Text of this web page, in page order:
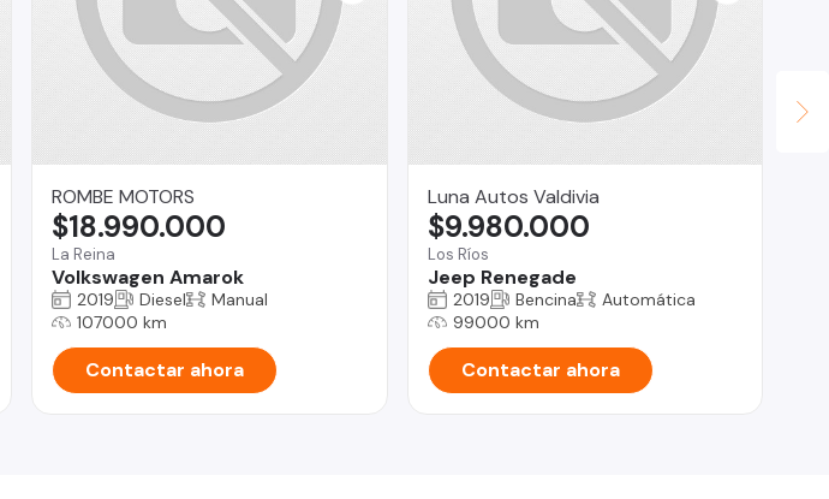
ROMBE MOTORS
La Reina
Volkswagen Amarok
$18.990.000
2019 Diesel
Manual
107000 km
Contactar ahora
Luna Autos Valdivia
Los Ríos
Jeep Renegade
$9.980.000
2019 Bencina
Automática
99000 km
Contactar ahora